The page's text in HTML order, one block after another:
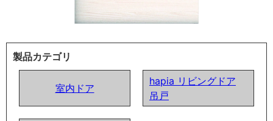
製品カテゴリ
室内ドア
hapia リビングドア
吊戸